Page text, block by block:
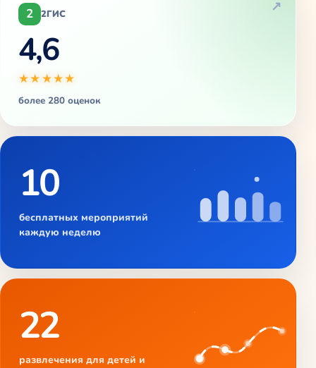
2 2ГИС
4,6
★★★★★
более 280 оценок
10
бесплатных мероприятий
каждую неделю
22
развлечения для детей и